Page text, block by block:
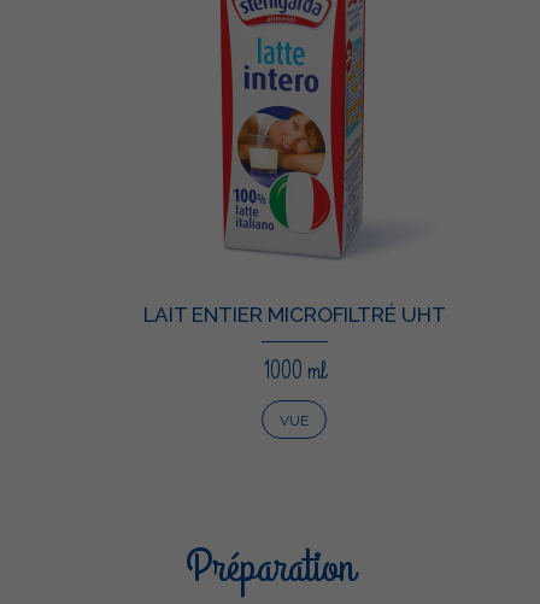
LAIT ENTIER MICROFILTRÉ UHT
1000 ml
VUE
Préparation